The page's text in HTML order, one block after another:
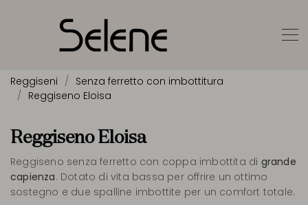
Reggiseni
Senza ferretto con imbottitura
Reggiseno Eloisa
Reggiseno Eloisa
Reggiseno senza ferretto con coppa imbottita di grande
capienza. Dotato di vita bassa per offrire un ottimo
sostegno e due spalline imbottite per un comfort totale.